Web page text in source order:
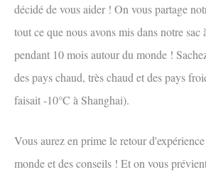
décidé de vous aider ! On vous partage
tout ce que nous avons mis dans notre sac
pendant 10 mois autour du monde !
des pays chaud, très chaud et des pays
faisait -10°C à Shanghai).
Vous aurez en prime le retour
monde et des conseils ! Et on vous